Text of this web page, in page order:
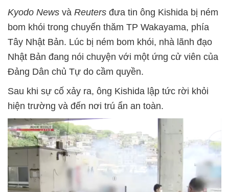
Kyodo News và Reuters đưa tin ông Kishida bị ném
bom khói trong chuyến thăm TP Wakayama, phía
Tây Nhật Bản. Lúc bị ném bom khói, nhà lãnh đạo
Nhật Bản đang nói chuyện với một ứng cử viên của
Đảng Dân chủ Tự do cầm quyền.
Sau khi sự cố xảy ra, ông Kishida lập tức rời khỏi
hiện trường và đến nơi trú ẩn an toàn.